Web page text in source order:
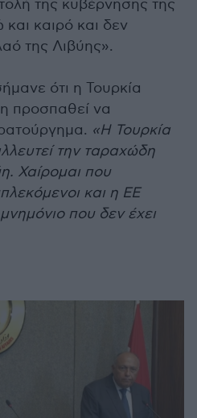
της κυβέρνησης της
και καιρό και δεν
της Λιβύης».
ότι η Τουρκία
προσπαθεί να
«Η Τουρκία
την ταραχώδη
Χαίρομαι που
και η ΕΕ
που δεν έχει